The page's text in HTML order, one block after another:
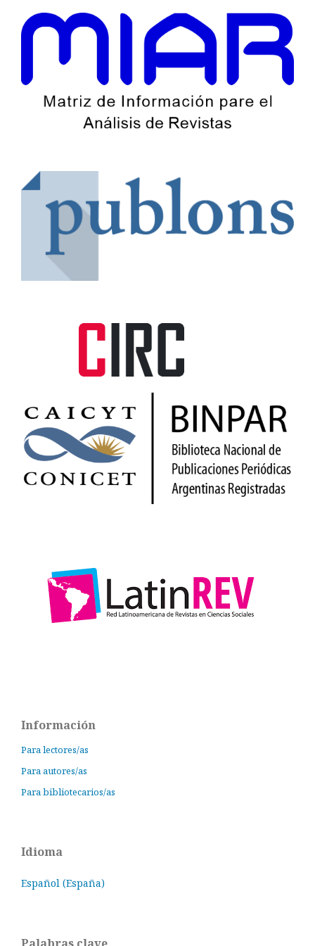
Información
Para lectores/as
Para autores/as
Para bibliotecarios/as
Idioma
Español (España)